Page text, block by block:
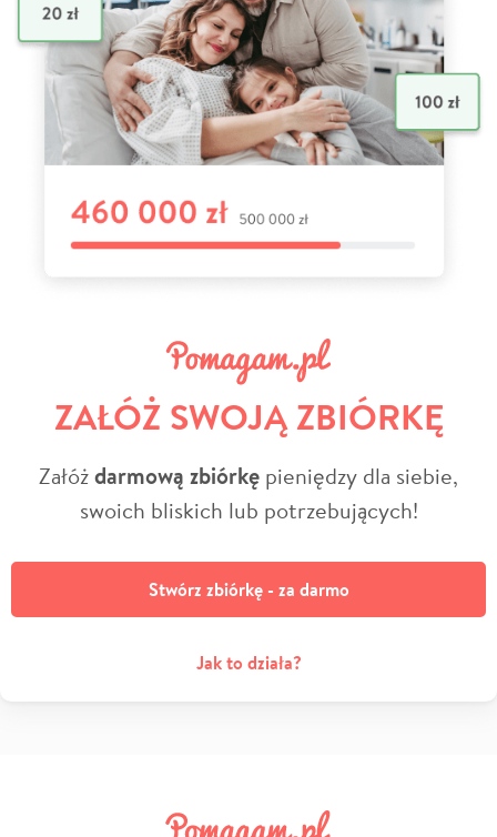
ZAŁÓŻ SWOJĄ ZBIÓRKĘ
Załóżdarmową zbiórkę pieniędzy dla siebie,
swoich bliskich lub potrzebujących!
Stwórz zbiórkę - za darmo
Jak to działa?